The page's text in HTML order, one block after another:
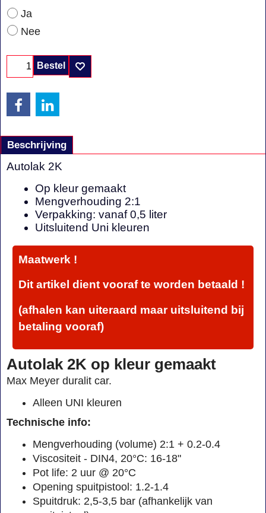
Ja
Nee
Bestel
Beschrijving
Autolak 2K
Op kleur gemaakt
Mengverhouding 2:1
Verpakking: vanaf 0,5 liter
Uitsluitend Uni kleuren
Maatwerk !
Dit artikel dient vooraf te worden betaald !
(afhalen kan uiteraard maar uitsluitend bij
betaling vooraf)
Autolak 2K op kleur gemaakt
Max Meyer duralit car.
Alleen UNI kleuren
Technische info:
Mengverhouding (volume) 2:1 + 0.2-0.4
Viscositeit - DIN4, 20°C: 16-18"
Pot life: 2 uur @ 20°C
Opening spuitpistool: 1.2-1.4
Spuitdruk: 2,5-3,5 bar (afhankelijk van